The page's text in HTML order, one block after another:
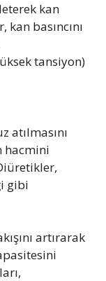
kan
kan basıncını
tansiyon)
atılmasını
hacmini
gibi
artırarak